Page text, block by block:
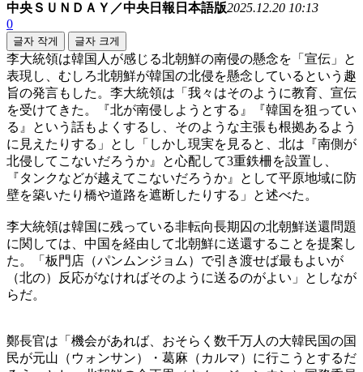
中央ＳＵＮＤＡＹ／中央日報日本語版2025.12.20 10:13
0
글자 작게 글자 크게
李大統領は韓国人が感じる北朝鮮の南侵の懸念を「宣伝」と
表現し、むしろ北朝鮮が韓国の北侵を懸念しているという趣
旨の発言もした。李大統領は「我々はそのように教育、宣伝
を受けてきた。『北が南侵しようとする』『韓国を狙ってい
る』という話もよくするし、そのような主張も根拠あるよう
に見えたりする」とし「しかし現実を見ると、北は『南側が
北侵してこないだろうか』と心配して3重鉄柵を設置し、
『タンクなどが越えてこないだろうか』として平原地域に防
壁を築いたり橋や道路を遮断したりする」と述べた。
李大統領は韓国に残っている非転向長期囚の北朝鮮送還問題
に関しては、中国を経由して北朝鮮に送還することを提案し
た。「板門店（パンムンジョム）で引き渡せば最もよいが
（北の）反応がなければそのように送るのがよい」としなが
らだ。
鄭長官は「機会があれば、おそらく数千万人の大韓民国の国
民が元山（ウォンサン）・葛麻（カルマ）に行こうとするだ